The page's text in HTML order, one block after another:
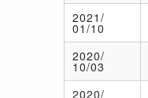
2021/
01/10
2020/
10/03
2020/